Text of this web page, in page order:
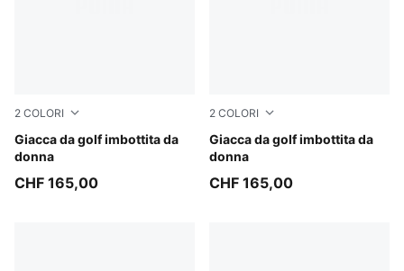
2 COLORI
Giacca da golf imbottita da
donna
Deep Navy
CHF 165,00
2 COLORI
Giacca da golf imbottita da
donna
Warm White
CHF 165,00